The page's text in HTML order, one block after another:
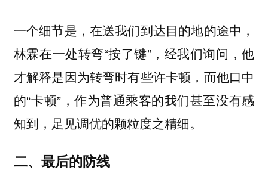
一个细节是，在送我们到达目的地的途中，
林霖在一处转弯“按了键”，经我们询问，他
才解释是因为转弯时有些许卡顿，而他口中
的“卡顿”，作为普通乘客的我们甚至没有感
知到，足见调优的颗粒度之精细。
二、最后的防线